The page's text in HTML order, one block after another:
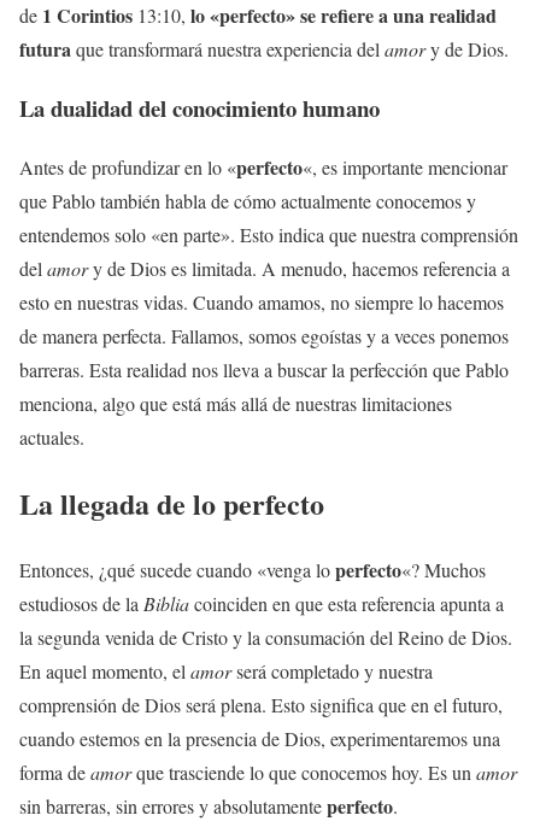
de 1 Corintios 13:10, lo «perfecto» se refiere a una realidad
futuraque transformará nuestra experiencia delamory de Dios.
La dualidad del conocimiento humano
Antes de profundizar en lo «perfecto«, es importante mencionar
que Pablo también habla de cómo actualmente conocemos y
entendemos solo «en parte». Esto indica que nuestra comprensión
del amory de Dios es limitada. A menudo, hacemos referencia a
esto en nuestras vidas. Cuando amamos, no siempre lo hacemos
de manera perfecta. Fallamos, somos egoístas y a veces ponemos
barreras. Esta realidad nos lleva a buscar la perfección que Pablo
menciona, algo que está más allá de nuestras limitaciones
actuales.
La llegada de loperfecto
Entonces, ¿qué sucede cuando «venga loperfecto«? Muchos
estudiosos de la Bibliacoinciden en que esta referencia apunta a
la segunda venida de Cristo y la consumación del Reino de Dios.
En aquel momento, el amorserá completado y nuestra
comprensión de Dios será plena. Esto significa que en el futuro,
cuando estemos en la presencia de Dios, experimentaremos una
forma deamorque trasciende lo que conocemos hoy. Es un amor
sin barreras, sin errores y absolutamenteperfecto.